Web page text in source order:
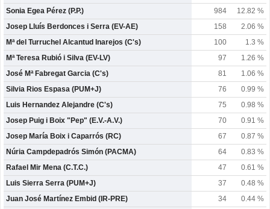
Sonia Egea Pérez (P.P.)
984
12.82 %
Josep Lluís Berdonces i Serra (EV-AE)
158
2.06 %
Mª del Turruchel Alcantud Inarejos (C's)
100
1.3 %
Mª Teresa Rubió i Silva (EV-LV)
97
1.26 %
José Mª Fabregat Garcia (C's)
81
1.06 %
Silvia Rios Espasa (PUM+J)
76
0.99 %
Luis Hernandez Alejandre (C's)
75
0.98 %
Josep Puig i Boix "Pep" (E.V.-A.V.)
70
0.91 %
Josep María Boix i Caparrós (RC)
67
0.87 %
Núria Campdepadrós Simón (PACMA)
64
0.83 %
Rafael Mir Mena (C.T.C.)
47
0.61 %
Luis Sierra Serra (PUM+J)
37
0.48 %
Juan José Martínez Embid (IR-PRE)
34
0.44 %